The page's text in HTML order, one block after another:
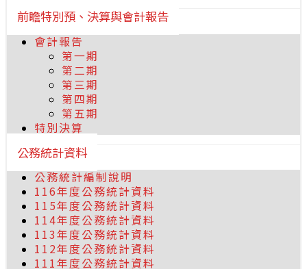
前瞻特別預、決算與會計報告
會計報告
第一期
第二期
第三期
第四期
第五期
特別決算
公務統計資料
公務統計編制說明
116年度公務統計資料
115年度公務統計資料
114年度公務統計資料
113年度公務統計資料
112年度公務統計資料
111年度公務統計資料